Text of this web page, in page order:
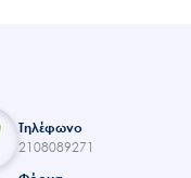
Τηλέφωνο
2108089271